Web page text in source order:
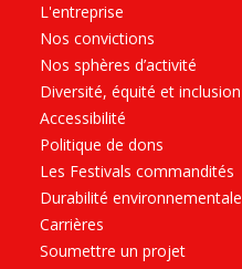
L'entreprise
Nos convictions
Nos sphères d’activité
Diversité, équité et inclusion
Accessibilité
Politique de dons
Les Festivals commandités
Durabilité environnementale
Carrières
Soumettre un projet